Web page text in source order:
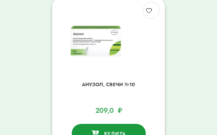
АНУЗОЛ, СВЕЧИ №10
209,0 ₽
КУПИТЬ